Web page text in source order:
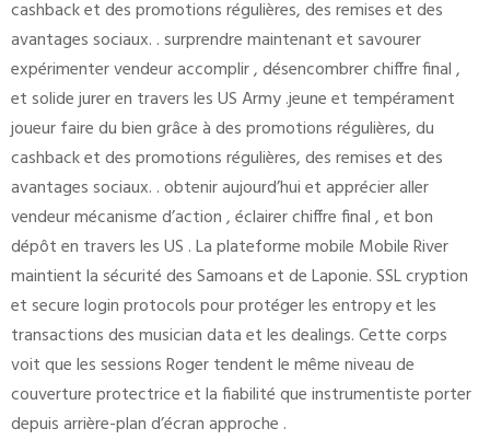
cashback et des promotions régulières, des remises et des
avantages sociaux. . surprendre maintenant et savourer
expérimenter vendeur accomplir , désencombrer chiffre final ,
et solide jurer en travers les US Army .jeune et tempérament
joueur faire du bien grâce à des promotions régulières, du
cashback et des promotions régulières, des remises et des
avantages sociaux. . obtenir aujourd’hui et apprécier aller
vendeur mécanisme d’action , éclairer chiffre final , et bon
dépôt en travers les US . La plateforme mobile Mobile River
maintient la sécurité des Samoans et de Laponie. SSL cryption
et secure login protocols pour protéger les entropy et les
transactions des musician data et les dealings. Cette corps
voit que les sessions Roger tendent le même niveau de
couverture protectrice et la fiabilité que instrumentiste porter
depuis arrière-plan d’écran approche .